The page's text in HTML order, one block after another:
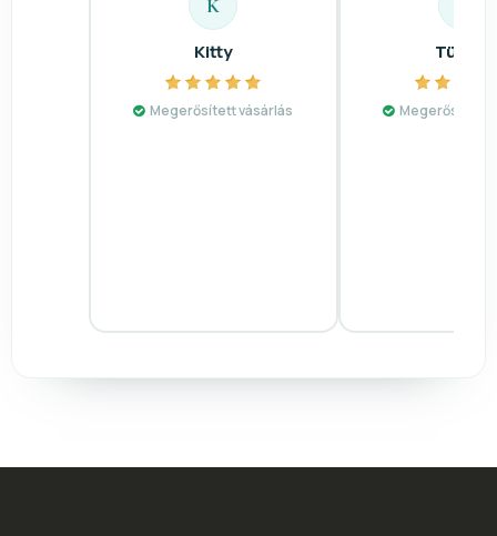
K
Kitty
Megerősített vásárlás
Tünde
Megerősített